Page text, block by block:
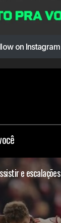
on Instagram
e escalações